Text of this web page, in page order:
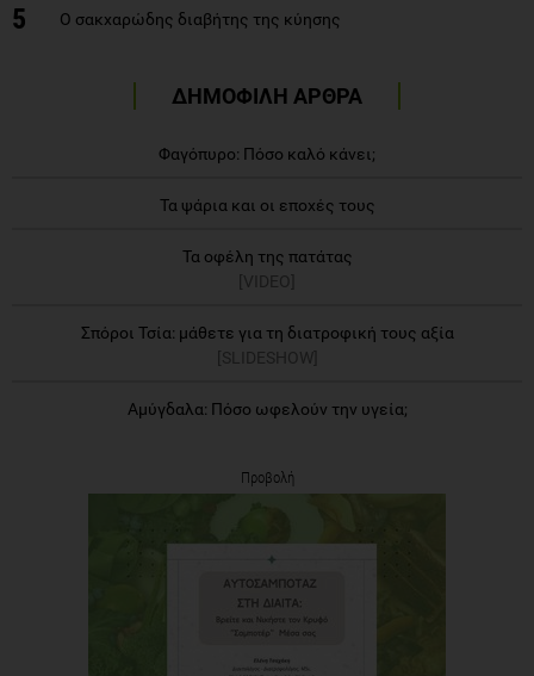
5 Ο σακχαρώδης διαβήτης της κύησης
ΔΗΜΟΦΙΛΗ ΑΡΘΡΑ
Φαγόπυρο: Πόσο καλό κάνει;
Τα ψάρια και οι εποχές τους
Τα οφέλη της πατάτας
[VIDEO]
Σπόροι Τσία: μάθετε για τη διατροφική τους αξία
[SLIDESHOW]
Αμύγδαλα: Πόσο ωφελούν την υγεία;
Προβολή